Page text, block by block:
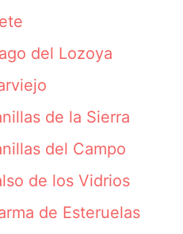
del Lozoya
de la Sierra
del Campo
de los Vidrios
de Esteruelas